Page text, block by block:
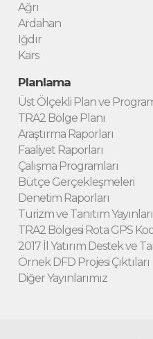
Ağrı
Ardahan
Iğdır
Kars
Planlama
Üst Ölçekli Plan ve
TRA2 Bölge Planı
Araştırma Raporları
Faaliyet Raporları
Çalışma Programları
Bütçe Gerçekleşmeleri
Denetim Raporları
Turizm ve Tanıtım Yayınları
TRA2 Bölgesi Rota GPS
2017 İl Yatırım Destek ve
Örnek DFD Projesi Çıktıları
Diğer Yayınlarımız